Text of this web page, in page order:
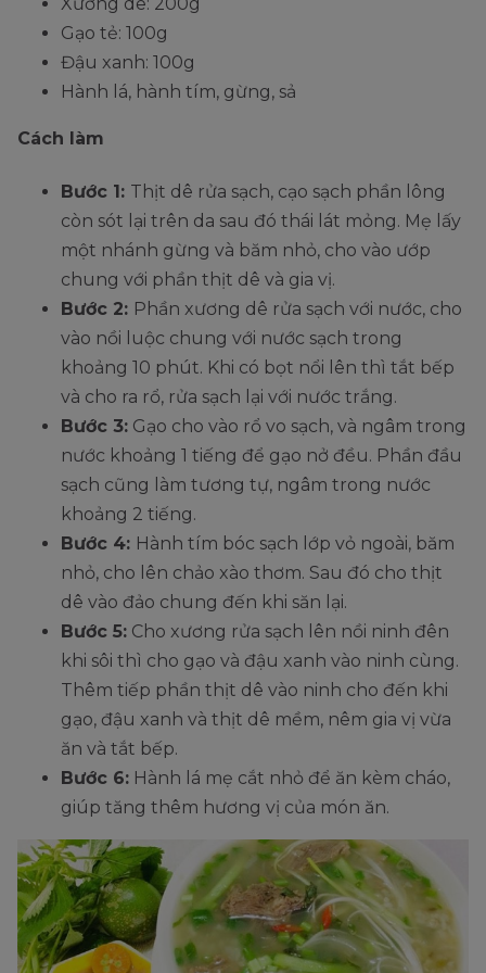
Gạo tẻ: 100g
Đậu xanh: 100g
Hành lá, hành tím, gừng, sả
Cách làm
Bước 1: Thịt dê rửa sạch, cạo sạch phần lông
còn sót lại trên da sau đó thái lát mỏng. Mẹ lấy
một nhánh gừng và băm nhỏ, cho vào ướp
chung với phần thịt dê và gia vị.
Bước 2: Phần xương dê rửa sạch với nước, cho
vào nồi luộc chung với nước sạch trong
khoảng 10 phút. Khi có bọt nổi lên thì tắt bếp
và cho ra rổ, rửa sạch lại với nước trắng.
Bước 3: Gạo cho vào rổ vo sạch, và ngâm trong
nước khoảng 1 tiếng để gạo nở đều. Phần đầu
sạch cũng làm tương tự, ngâm trong nước
khoảng 2 tiếng.
Bước 4: Hành tím bóc sạch lớp vỏ ngoài, băm
nhỏ, cho lên chảo xào thơm. Sau đó cho thịt
dê vào đảo chung đến khi săn lại.
Bước 5: Cho xương rửa sạch lên nồi ninh đên
khi sôi thì cho gạo và đậu xanh vào ninh cùng.
Thêm tiếp phần thịt dê vào ninh cho đến khi
gạo, đậu xanh và thịt dê mềm, nêm gia vị vừa
ăn và tắt bếp.
Bước 6: Hành lá mẹ cắt nhỏ để ăn kèm cháo,
giúp tăng thêm hương vị của món ăn.